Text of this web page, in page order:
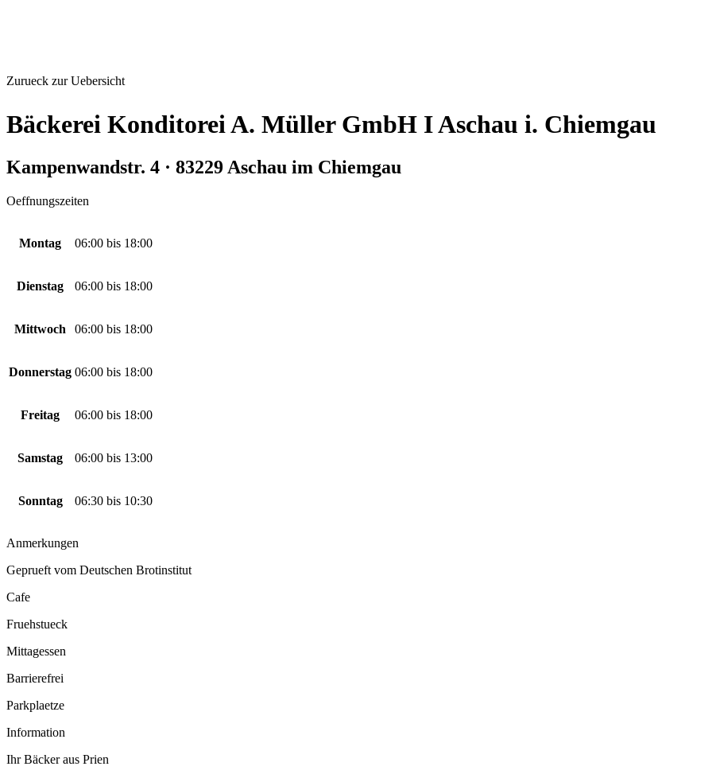
Zurueck zur Uebersicht
Bäckerei Konditorei A. Müller GmbH I Aschau i. Chiemgau
Kampenwandstr. 4 · 83229 Aschau im Chiemgau
Oeffnungszeiten
Montag 06:00 bis 18:00
Dienstag 06:00 bis 18:00
Mittwoch 06:00 bis 18:00
Donnerstag 06:00 bis 18:00
Freitag 06:00 bis 18:00
Samstag 06:00 bis 13:00
Sonntag 06:30 bis 10:30
Anmerkungen
Geprueft vom Deutschen Brotinstitut
Cafe
Fruehstueck
Mittagessen
Barrierefrei
Parkplaetze
Information
Ihr Bäcker aus Prien